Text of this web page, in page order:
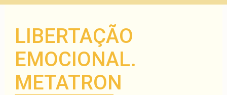
LIBERTAÇÃO
EMOCIONAL.
METATRON